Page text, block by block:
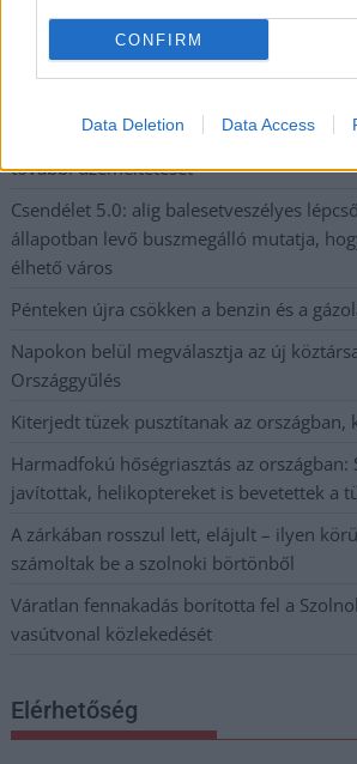
CONFIRM
Data Deletion Data Access
munkáltatói jogaikat
Sok volt az igazolatlan hiányzás, Pócs
A Szolnok megyei gazdák nagyon nem
további üzemeltetését
Csendélet 5.0: alig balesetveszélyes
állapotban levő buszmegálló mutatja,
élhető város
Pénteken újra csökken a benzin és a
Napokon belül megválasztja az új
Országgyűlés
Kiterjedt tüzek pusztítanak az országban,
Harmadfokú hőségriasztás az
javítottak, helikoptereket is bevetettek a
A zárkában rosszul lett, elájult – ilyen
számoltak be a szolnoki börtönből
Váratlan fennakadás borította fel a
vasútvonal közlekedését
Elérhetőség